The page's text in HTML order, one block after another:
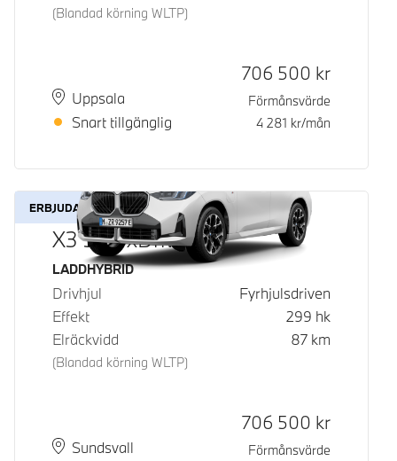
(Blandad körning WLTP)
PlatsUppsala
Leveranstid
Snart tillgänglig
Kontantpris
706 500 kr
Förmånsvärde
4 281 kr/mån
ERBJUDANDE
X3 30e xDrive
Bränsle
LADDHYBRID
Drivhjul
Fyrhjulsdriven
Effekt
299 hk
Elräckvidd
(Blandad körning WLTP)
87 km
PlatsSundsvall
Leveranstid
Kontantpris
706 500 kr
Förmånsvärde